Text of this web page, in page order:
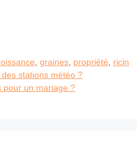
,graines propriété
ricin
stations météo ?
pour un mariage ?